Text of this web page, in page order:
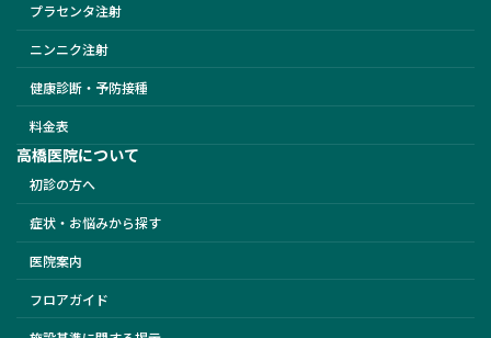
プラセンタ注射
ニンニク注射
健康診断・予防接種
料金表
高橋医院について
初診の方へ
症状・お悩みから探す
医院案内
フロアガイド